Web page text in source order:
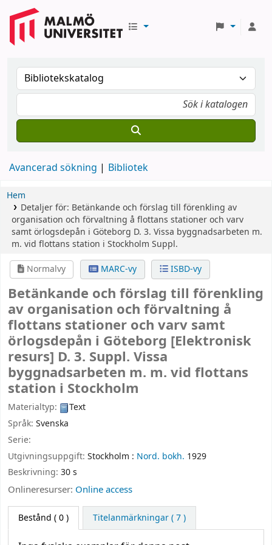
Avancerad sökning Bibliotek
Hem
Detaljer för: Betänkande och förslag till förenkling av
organisation och förvaltning å flottans stationer och varv
samt örlogsdepån i Göteborg D. 3. Vissa byggnadsarbeten m.
m. vid flottans station i Stockholm Suppl.
Normalvy
MARC-vy ISBD-vy
Betänkande och förslag till förenkling
av organisation och förvaltning å
flottans stationer och varv samt
örlogsdepån i Göteborg [Elektronisk
resurs] D. 3. Suppl. Vissa
byggnadsarbeten m. m. vid flottans
station i Stockholm
Materialtyp:
Text
Språk: Svenska
Serie:
Utgivningsuppgift: Stockholm : Nord. bokh. 1929
Beskrivning: 30 s
Onlineresurser: Online access
Bestånd ( 0 ) Titelanmärkningar ( 7 )